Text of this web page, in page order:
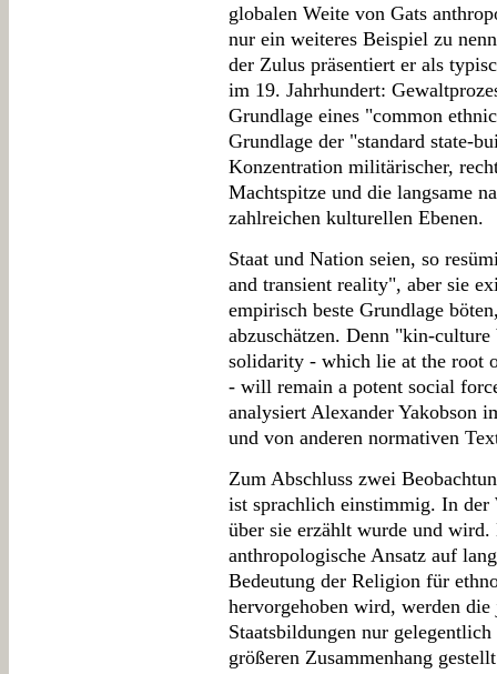
globalen Weite von Gats
nur ein weiteres Beispiel zu
der Zulus präsentiert er als
im 19. Jahrhundert:
Grundlage eines "common
Grundlage der "standard state-
Konzentration militärischer,
Machtspitze und die langsame
zahlreichen kulturellen Ebenen.
Staat und Nation seien, so
and transient reality", aber sie
empirisch beste Grundlage
abzuschätzen. Denn "kin-
solidarity - which lie at the root
- will remain a potent social
analysiert Alexander Yakobson
und von anderen normativen
Zum Abschluss zwei
ist sprachlich einstimmig. In der
über sie erzählt wurde und
anthropologische Ansatz auf
Bedeutung der Religion für
hervorgehoben wird, werden
Staatsbildungen nur
größeren Zusammenhang